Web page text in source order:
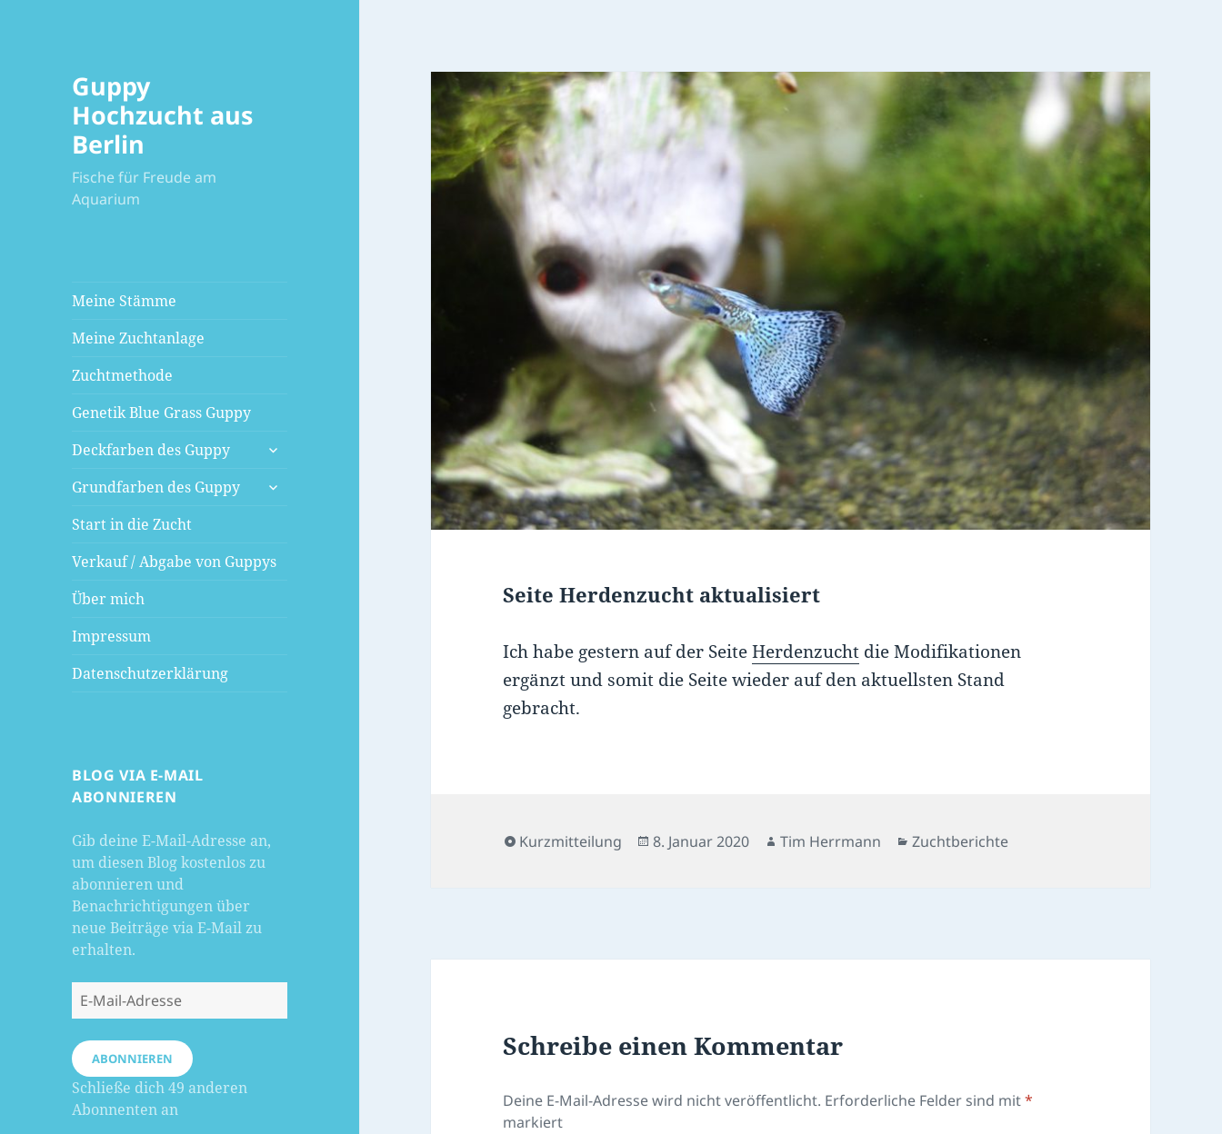
Guppy
Hochzucht aus
Berlin
Fische für Freude am
Aquarium
Meine Stämme
Meine Zuchtanlage
Zuchtmethode
Genetik Blue Grass Guppy
Deckfarben des Guppy
untermenü
Grundfarben des Guppy
untermenü
Start in die Zucht
Verkauf / Abgabe von Guppys
Über mich
Impressum
Datenschutzerklärung
BLOG VIA E-MAIL
ABONNIEREN
Gib deine E-Mail-Adresse an,
um diesen Blog kostenlos zu
abonnieren und
Benachrichtigungen über
neue Beiträge via E-Mail zu
erhalten.
E-
Mail-
Adresse
ABONNIEREN
Schließe dich 49 anderen
Abonnenten an
Seite Herdenzucht aktualisiert
Ich habe gestern auf der SeiteHerdenzucht die Modifikationen
ergänzt und somit die Seite wieder auf den aktuellsten Stand
gebracht.
Format
Kurzmitteilung
Veröffentlicht
8. Januar 2020 Autor
Tim Herrmann Kategorien
Zuchtberichte
Schreibe einen Kommentar
Deine E-Mail-Adresse wird nicht veröffentlicht. Erforderliche Felder sind mit*
markiert